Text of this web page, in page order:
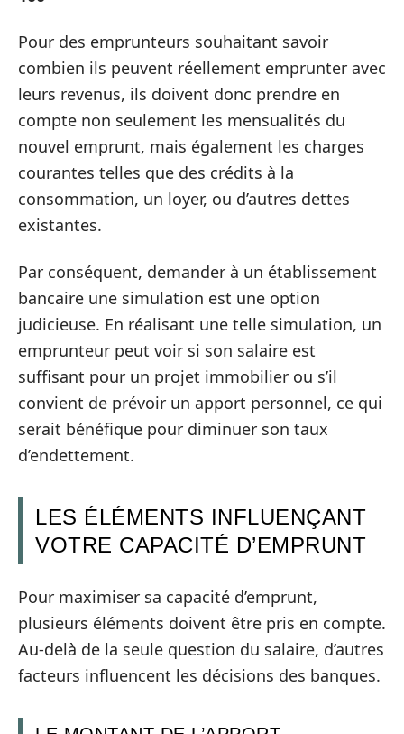
Pour des emprunteurs souhaitant savoir
combien ils peuvent réellement emprunter avec
leurs revenus, ils doivent donc prendre en
compte non seulement les mensualités du
nouvel emprunt, mais également les charges
courantes telles que des crédits à la
consommation, un loyer, ou d’autres dettes
existantes.
Par conséquent, demander à un établissement
bancaire une simulation est une option
judicieuse. En réalisant une telle simulation, un
emprunteur peut voir si son salaire est
suffisant pour un projet immobilier ou s’il
convient de prévoir un apport personnel, ce qui
serait bénéfique pour diminuer son taux
d’endettement.
LES ÉLÉMENTS INFLUENÇANT
VOTRE CAPACITÉ D’EMPRUNT
Pour maximiser sa capacité d’emprunt,
plusieurs éléments doivent être pris en compte.
Au-delà de la seule question du salaire, d’autres
facteurs influencent les décisions des banques.